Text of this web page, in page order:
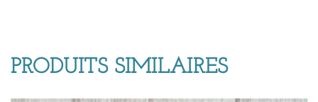
PRODUITS SIMILAIRES